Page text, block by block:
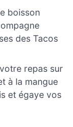
boisson
des Tacos
repas sur
à la mangue
et égaye vos